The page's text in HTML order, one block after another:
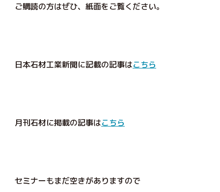
ご購読の方はぜひ、紙面をご覧ください。
日本石材工業新聞に記載の記事はこちら
月刊石材に掲載の記事はこちら
セミナーもまだ空きがありますので